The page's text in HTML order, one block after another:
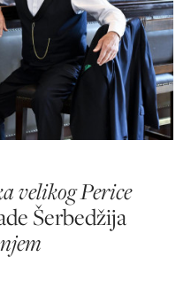
velikog Perice
Šerbedžija